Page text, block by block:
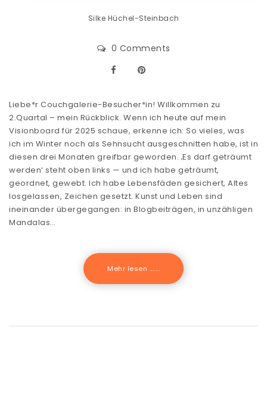
Silke Hüchel-Steinbach
0 Comments
Liebe*r Couchgalerie-Besucher*in! Willkommen zu
2.Quartal – mein Rückblick. Wenn ich heute auf mein
Visionboard für 2025 schaue, erkenne ich: So vieles, was
ich im Winter noch als Sehnsucht ausgeschnitten habe, ist in
diesen drei Monaten greifbar geworden. ‚Es darf geträumt
werden‘ steht oben links — und ich habe geträumt,
geordnet, gewebt. Ich habe Lebensfäden gesichert, Altes
losgelassen, Zeichen gesetzt. Kunst und Leben sind
ineinander übergegangen: in Blogbeiträgen, in unzähligen
Mandalas…
Mehr lesen .......